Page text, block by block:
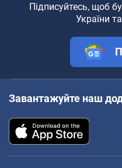
Підписуйтесь, щоб
України
Завантажуйте наш